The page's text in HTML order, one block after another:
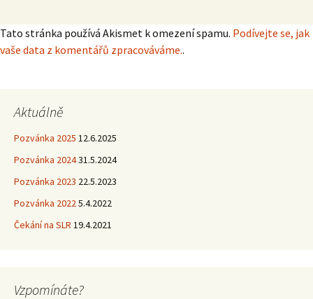
Tato stránka používá Akismet k omezení spamu. Podívejte se, jak
vaše data z komentářů zpracováváme..
Aktuálně
Pozvánka 2025 12.6.2025
Pozvánka 202431.5.2024
Pozvánka 2023 22.5.2023
Pozvánka 20225.4.2022
Čekání na SLR 19.4.2021
Vzpomínáte?